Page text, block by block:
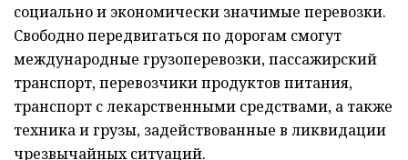
социально и экономически значимые перевозки.
Свободно передвигаться по дорогам смогут
международные грузоперевозки, пассажирский
транспорт, перевозчики продуктов питания,
транспорт с лекарственными средствами, а также
техника и грузы, задействованные в ликвидации
чрезвычайных ситуаций.